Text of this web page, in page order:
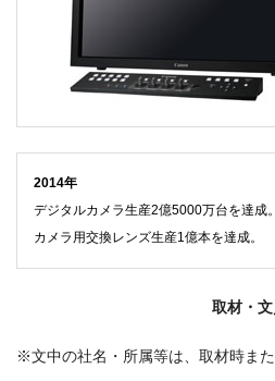
2014年
デジタルカメラ生産2億5000万台を達成。
カメラ用交換レンズ生産1億本を達成。
取材・
※文中の社名・所属等は、取材時また